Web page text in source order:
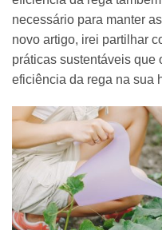
necessário para manter
novo artigo, irei partilhar
práticas sustentáveis que
eficiência da rega na sua